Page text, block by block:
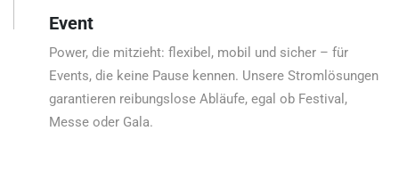
Event
Power, die mitzieht: flexibel, mobil und sicher – für
Events, die keine Pause kennen. Unsere Stromlösungen
garantieren reibungslose Abläufe, egal ob Festival,
Messe oder Gala.